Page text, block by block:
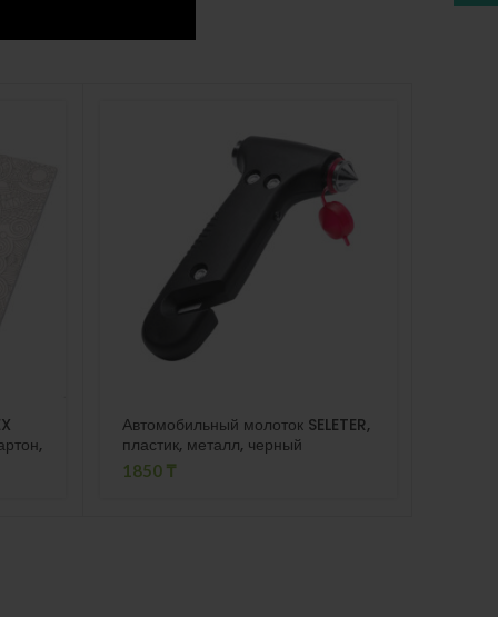
Автомобильный молоток SELETER,
пластик, металл, черный
1850 ₸